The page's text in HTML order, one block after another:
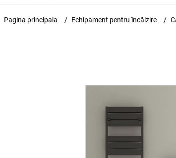
Pagina principala Echipament pentru încălzire